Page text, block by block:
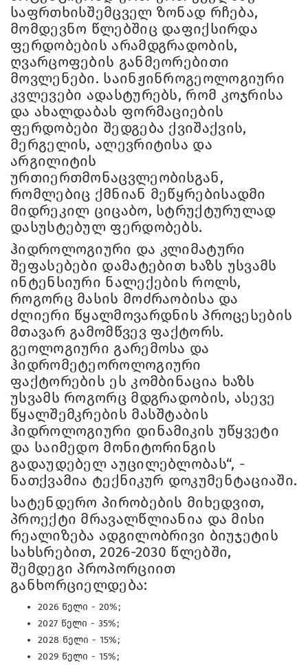
საფრთხისშემცველ ზონად რჩება,
მომდევნო წლებშიც დაფიქსირდა
ფერდობების არამდგრადობის,
ღვარცოფების განმეორებითი
მოვლენები. საინჟინროგეოლოგიური
კვლევები ადასტურებს, რომ კოჯრისა
და ახალდაბას ფორმაციების
ფერდობები შედგება ქვიშაქვის,
მერგელის, ალევრიტისა და
არგილიტის
ურთიერთმონაცვლეობისგან,
რომლებიც ქმნიან მეწყრებისადმი
მიდრეკილ ციცაბო, სტრუქტურულად
დასუსტებულ ფერდობებს.
ჰიდროლოგიური და კლიმატური
შეფასებები დამატებით ხაზს უსვამს
ინტენსიური ნალექების როლს,
როგორც მასის მოძრაობისა და
ძლიერი წყალმოვარდნის პროცესების
მთავარ გამომწვევ ფაქტორს.
გეოლოგიური გარემოსა და
ჰიდრომეტეოროლოგიური
ფაქტორების ეს კომბინაცია ხაზს
უსვამს როგორც მდგრადობის, ასევე
წყალშემკრების მასშტაბის
ჰიდროლოგიური დინამიკის უწყვეტი
და საიმედო მონიტორინგის
გადაუდებელ აუცილებლობას“, -
ნათქვამია ტექნიკურ დოკუმენტაციაში.
სატენდერო პირობების მიხედვით,
პროექტი მრავალწლიანია და მისი
რეალიზება ადგილობრივი ბიუჯეტის
სახსრებით, 2026-2030 წლებში,
შემდეგი პროპორციით
განხორციელდება:
2026 წელი - 20%;
2027 წელი - 35%;
2028 წელი - 15%;
2029 წელი - 15%;